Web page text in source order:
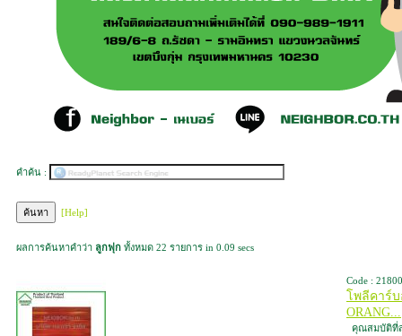
คำค้น :
[Help]
ผลการค้นหาคำว่า ลูกฟุก ทั้งหมด 22 รายการ in 0.09 secs
Code :
โพลีคาร์บ
ORANG...
คุณสมบัติที่